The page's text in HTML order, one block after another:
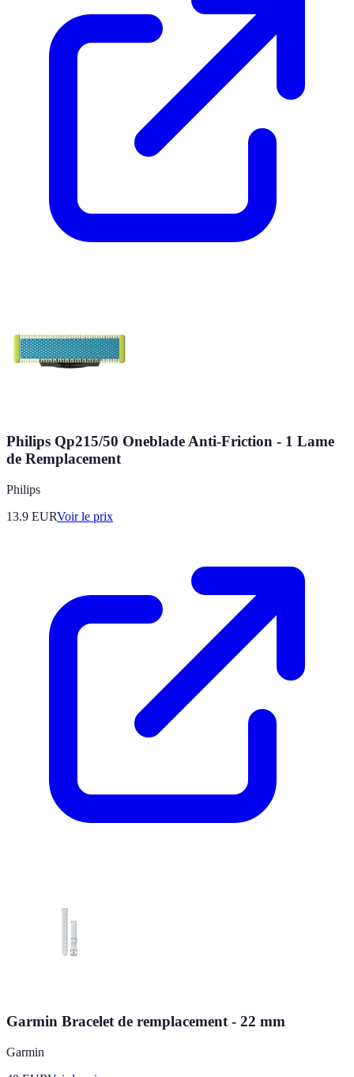
Philips Qp215/50 Oneblade Anti-Friction - 1 Lame
de Remplacement
Philips
13.9 EURVoir le prix
Garmin Bracelet de remplacement - 22 mm
Garmin